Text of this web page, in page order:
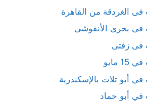
الغردقة من القاهرة
فى بحرى الأنفوشى
فى زفتى
مايو
أبو تلات بالإسكندرية
في أبو حماد